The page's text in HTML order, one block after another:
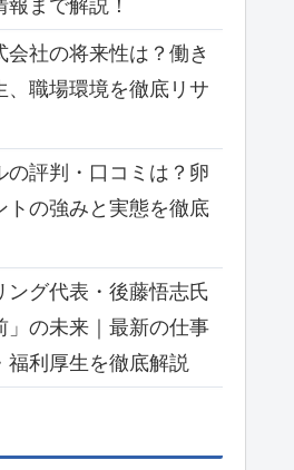
まで解説！
会社の将来性は？働き
、職場環境を徹底リサ
の評判・口コミは？卵
トの強みと実態を徹底
ング代表・後藤悟志氏
」の未来｜最新の仕事
福利厚生を徹底解説